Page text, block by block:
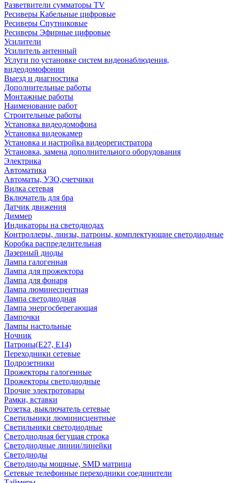
Разветвители сумматоры TV
Ресиверы Кабельные цифровые
Ресиверы Спутниковые
Ресиверы Эфирные цифровые
Усилители
Усилитель антенный
Услуги по установке систем видеонаблюдения,
видеодомофонии
Выезд и диагностика
Дополнительные работы
Монтажные работы
Наименование работ
Строительные работы
Установка видеодомофона
Установка видеокамер
Установка и настройка видеорегистратора
Установка, замена дополнительного оборудования
Электрика
Автоматика
Автоматы, УЗО,счетчики
Вилка сетевая
Включатель для бра
Датчик движения
Диммер
Индикаторы на светодиодах
Контроллеры, линзы, патроны, комплектующие светодиодные
Коробка распределительная
Лазерный диоды
Лампа галогенная
Лампа для прожектора
Лампа для фонаря
Лампа люминесцентная
Лампа светодиодная
Лампа энергосберегающая
Лампочки
Лампы настольные
Ночник
Патроны(Е27, Е14)
Переходники сетевые
Подрозетники
Прожекторы галогенные
Прожекторы светодиодные
Прочие электротовары
Рамки, вставки
Розетка ,выключатель сетевые
Светильники люминисцентные
Светильники светодиодные
Светодиодная бегущая строка
Светодиодные линии/линейки
Светодиоды
Светодиоды мощные, SMD матрица
Сетевые телефонные переходники соединители